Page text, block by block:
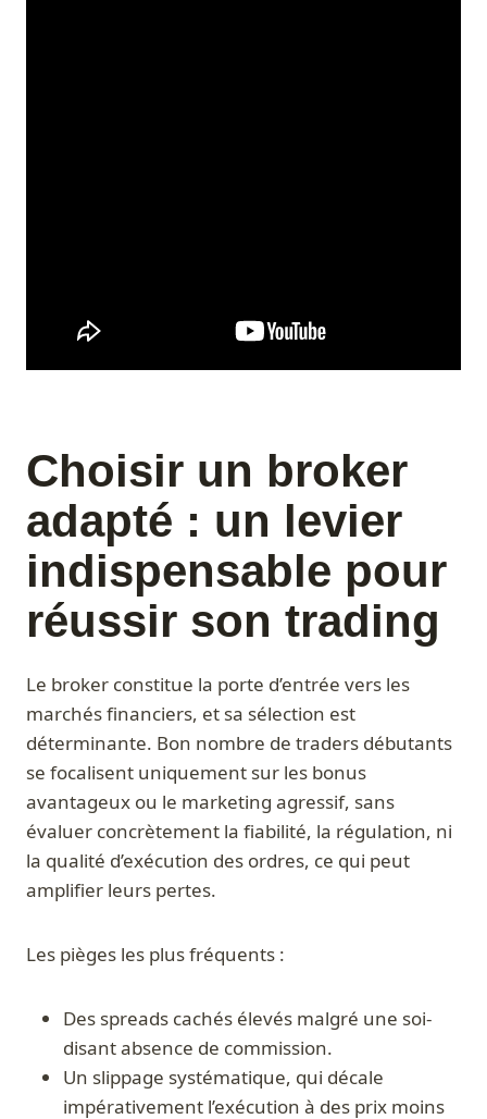
Choisir un broker
adapté : un levier
indispensable pour
réussir son trading
Le broker constitue la porte d’entrée vers les
marchés financiers, et sa sélection est
déterminante. Bon nombre de traders débutants
se focalisent uniquement sur les bonus
avantageux ou le marketing agressif, sans
évaluer concrètement la fiabilité, la régulation, ni
la qualité d’exécution des ordres, ce qui peut
amplifier leurs pertes.
Les pièges les plus fréquents :
Des spreads cachés élevés malgré une soi-
disant absence de commission.
Un slippage systématique, qui décale
impérativement l’exécution à des prix moins